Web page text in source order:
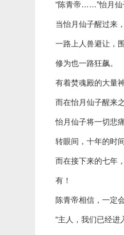
“陈青帝……”怡月仙
当怡月仙子醒过来
一路上人兽避让，
修为也一路狂飙。
有着焚魂殿的大量
而在怡月仙子醒来
怡月仙子将一切悲
转眼间，十年的时
而在接下来的七年
有！
陈青帝相信，一定
“主人，我们已经进